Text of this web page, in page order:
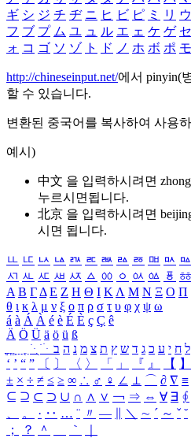
ギ シ ジ チ ヂ ニ ヒ ビ ピ ミ リ ウ
フ ブ プ ム ユ ュ ル エ ェ ケ ゲ セ
ォ コ ゴ ソ ゾ ト ド ノ ホ ボ ポ モ
http://chineseinput.net/에서 pinyin(
할 수 있습니다.
변환된 중국어를 복사하여 사용
예시)
中文 을 입력하시려면
누르시면됩니다.
北京 을 입력하시려면
시면 됩니다.
ㅥ ㅦ ㅧ ㅨ ㅩ ㅪ ㅫ ㅬ ㅭ ㅮ ㅯ ㅰ
ㅺ ㅻ ㅼ ㅽ ㅾ ㅿ ㆀ ㆁ ㆂ ㆃ ㆄ ㆅ
Α Β ΓΔ Ε Ζ Η Θ Ι ΚΛ Μ Ν Ξ Ο Π
θ ι κ λ μ ν ξ ο π ρ σ τ υ φ χ ψ ω
á à Á À é è É È ç Ç ê
Ä Ö Ü ä ö ü ß
ִֶֹ ֻּ ׁׂ ל ח י ע כ ג ד ש ץ ת צ מ נ ה ב
‘ ’ “ ” 〔 〕 〈 〉 「 」 『 』 【 】
± × ÷ ≠ ≤ ≥ ∞ ∴ ♂ ♀ ∠ ⊥ ⌒ ∂ ∇ ≡
⊆ ⊇ ⊂ ⊃ ∪ ∩ ∧ ∨ ￢ ⇒ ⇔ ∀ ∃ ∮
、
。 · ‥ … ¨ 〃 ― ＼ ∼ ´ ～ ˇ ˘
；
？ ＾ ｀